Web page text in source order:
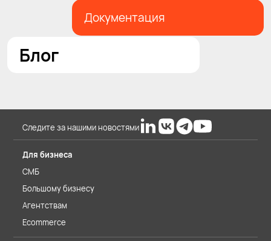
Документация
Блог
Следите за нашими новостями
Для бизнеса
СМБ
Большому бизнесу
Агентствам
Ecommerce